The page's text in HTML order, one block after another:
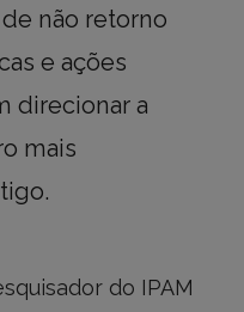
não retorno
e ações
direcionar a
mais
do IPAM